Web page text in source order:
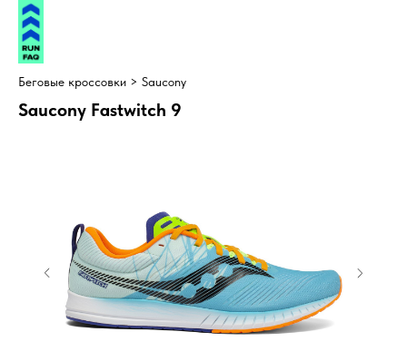
Беговые кроссовки > Saucony
Saucony Fastwitch 9